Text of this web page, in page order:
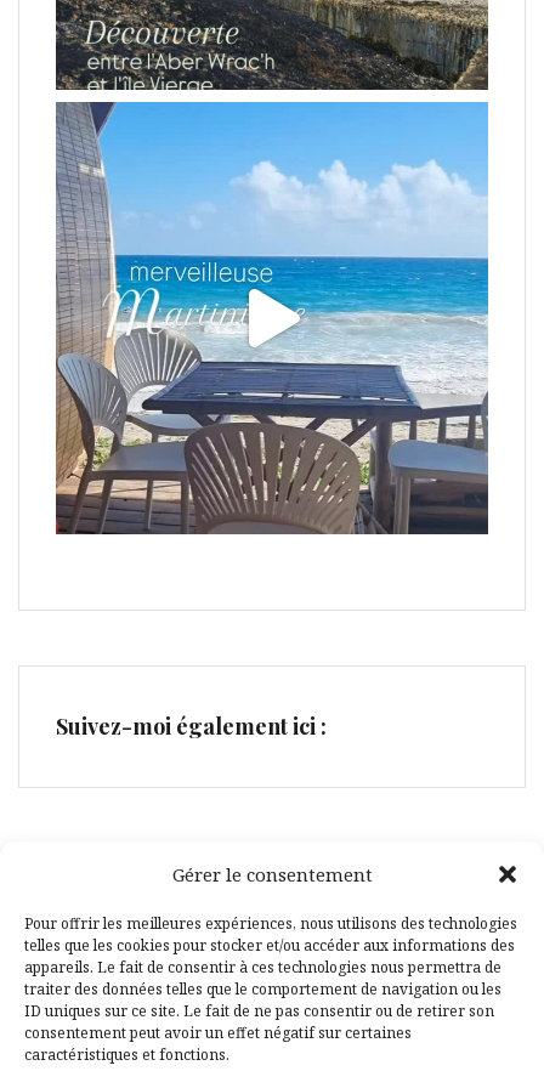
Gérer le consentement
Pour offrir les meilleures expériences, nous utilisons des technologies
telles que les cookies pour stocker et/ou accéder aux informations des
appareils. Le fait de consentir à ces technologies nous permettra de
traiter des données telles que le comportement de navigation ou les
ID uniques sur ce site. Le fait de ne pas consentir ou de retirer son
consentement peut avoir un effet négatif sur certaines
caractéristiques et fonctions.
Suivez-moi également ici :
Facebook
Pinterest